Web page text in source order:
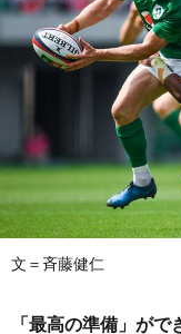
文＝斉藤健仁
「最高の準備」が